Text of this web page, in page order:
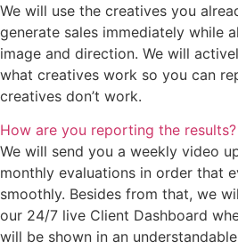
We will use the creatives you
generate sales immediately while
image and direction. We will
what creatives work so you can
creatives don’t work.
How are you reporting the results?
We will send you a weekly video
monthly evaluations in order that
smoothly. Besides from that, we
our 24/7 live Client Dashboard
will be shown in an